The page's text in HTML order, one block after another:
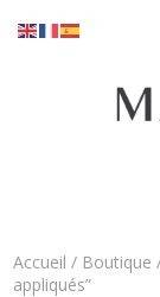
Accueil / Boutique
appliqués”